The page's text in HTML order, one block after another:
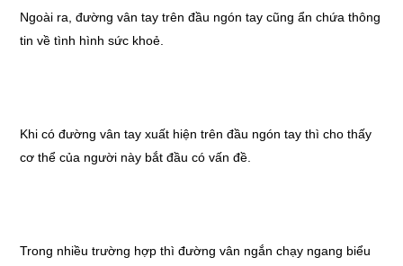
Ngoài ra, đường vân tay trên đầu ngón tay cũng ẩn chứa thông
tin về tình hình sức khoẻ.
Khi có đường vân tay xuất hiện trên đầu ngón tay thì cho thấy
cơ thể của người này bắt đầu có vấn đề.
Trong nhiều trường hợp thì đường vân ngắn chạy ngang biểu